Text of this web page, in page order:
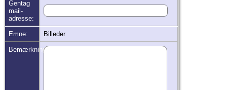
Gentag
mail-
adresse:
Emne: Billeder
Bemærkninger: